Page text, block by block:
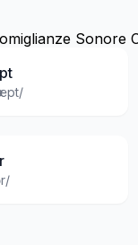
Sonore